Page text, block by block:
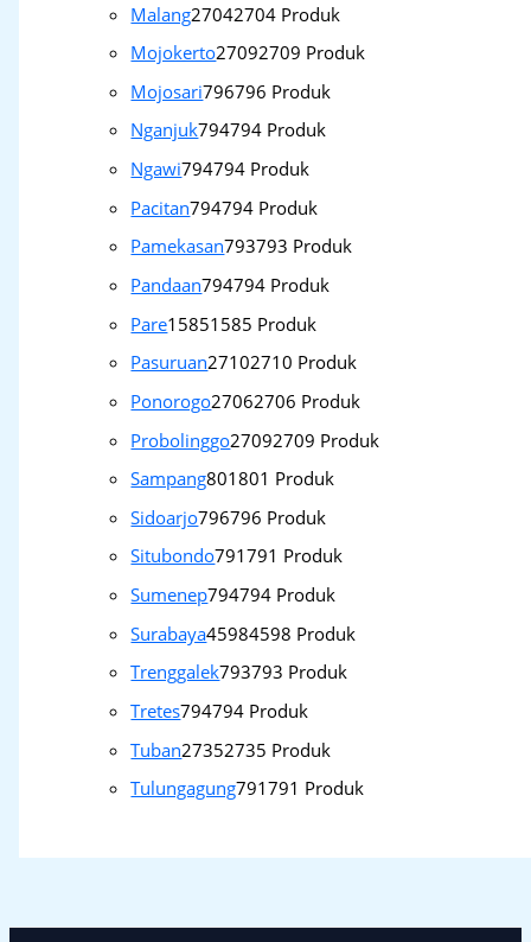
Malang27042704 Produk
Mojokerto27092709 Produk
Mojosari796796 Produk
Nganjuk794794 Produk
Ngawi794794 Produk
Pacitan794794 Produk
Pamekasan793793 Produk
Pandaan794794 Produk
Pare15851585 Produk
Pasuruan27102710 Produk
Ponorogo27062706 Produk
Probolinggo27092709 Produk
Sampang801801 Produk
Sidoarjo796796 Produk
Situbondo791791 Produk
Sumenep794794 Produk
Surabaya45984598 Produk
Trenggalek793793 Produk
Tretes794794 Produk
Tuban27352735 Produk
Tulungagung791791 Produk